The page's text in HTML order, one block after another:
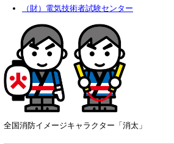
（財）電気技術者試験センター
全国消防イメージキャラクター「消太」